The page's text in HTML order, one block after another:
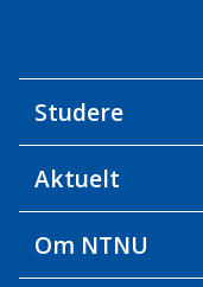
Studere
Aktuelt
Om NTNU